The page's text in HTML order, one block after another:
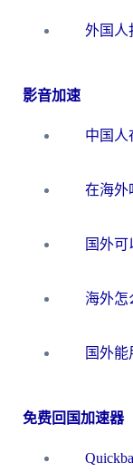
影音加速
免费回国加速器